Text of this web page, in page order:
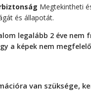
Megtekintheti
és állapotát.
legalább 2 éve nem
a képek nem
van szüksége,